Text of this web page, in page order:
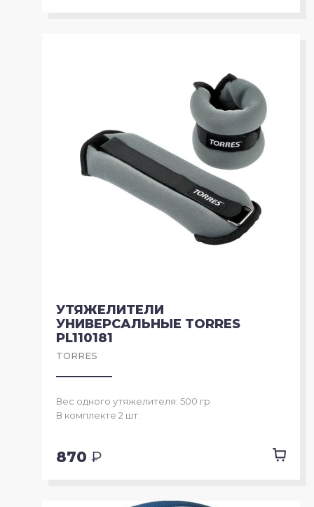
УТЯЖЕЛИТЕЛИ
УНИВЕРСАЛЬНЫЕ TORRES
PL110181
TORRES
Вес одного утяжелителя: 500 гр
В комплекте 2 шт.
870 ₽